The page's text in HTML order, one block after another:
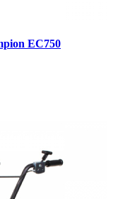
EC750